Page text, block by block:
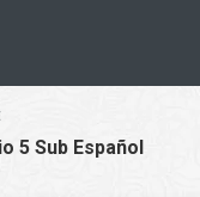
5 Sub Español